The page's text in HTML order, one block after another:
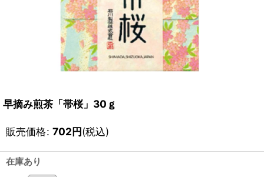
早摘み煎茶「帯桜」30ｇ
販売価格: 702円(税込)
在庫あり